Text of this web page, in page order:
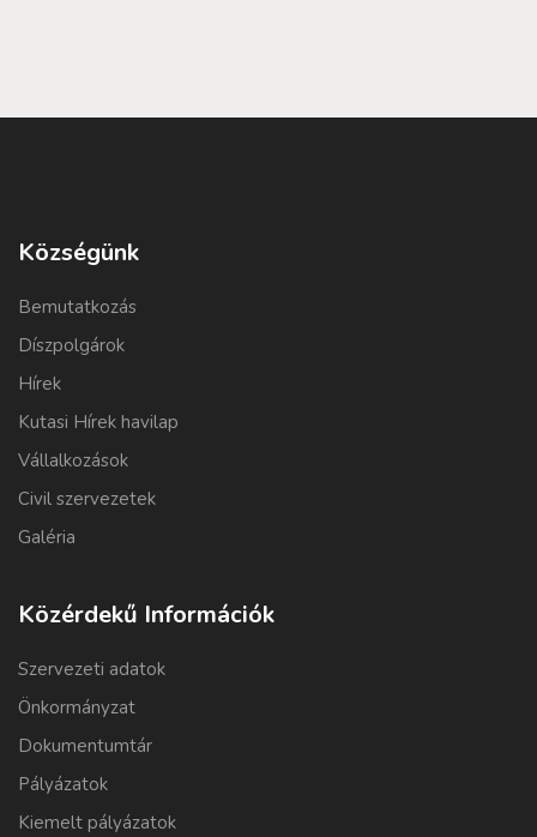
Községünk
Bemutatkozás
Díszpolgárok
Hírek
Kutasi Hírek havilap
Vállalkozások
Civil szervezetek
Galéria
Közérdekű Információk
Szervezeti adatok
Önkormányzat
Dokumentumtár
Pályázatok
Kiemelt pályázatok